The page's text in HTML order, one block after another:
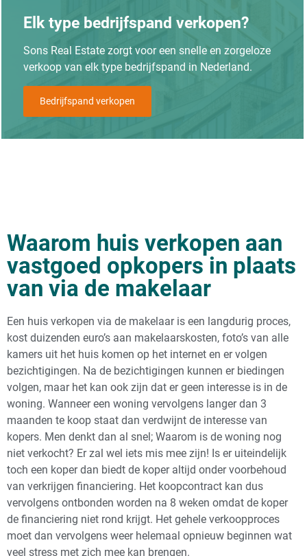
Elk type bedrijfspand verkopen?
Sons Real Estate zorgt voor een snelle en zorgeloze
verkoop van elk type bedrijfspand in Nederland.
Bedrijfspand verkopen
Waarom huis verkopen aan
vastgoed opkopers in plaats
van via de makelaar
Een huis verkopen via de makelaar is een langdurig proces,
kost duizenden euro’s aan makelaarskosten, foto’s van alle
kamers uit het huis komen op het internet en er volgen
bezichtigingen. Na de bezichtigingen kunnen er biedingen
volgen, maar het kan ook zijn dat er geen interesse is in de
woning. Wanneer een woning vervolgens langer dan 3
maanden te koop staat dan verdwijnt de interesse van
kopers. Men denkt dan al snel; Waarom is de woning nog
niet verkocht? Er zal wel iets mis mee zijn! Is er uiteindelijk
toch een koper dan biedt de koper altijd onder voorbehoud
van verkrijgen financiering. Het koopcontract kan dus
vervolgens ontbonden worden na 8 weken omdat de koper
de financiering niet rond krijgt. Het gehele verkoopproces
moet dan vervolgens weer helemaal opnieuw beginnen wat
veel stress met zich mee kan brengen.